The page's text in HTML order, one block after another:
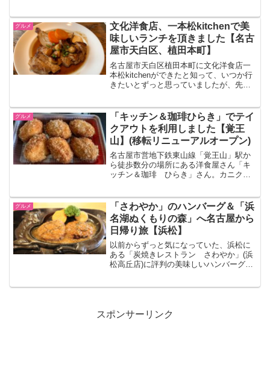
ビー株式会社が製造する鋳物ホーロー鍋
の...
グルメ
文化洋食店、一本松kitchenで美
味しいランチを頂きました【名古
屋市天白区、植田本町】
名古屋市天白区植田本町に文化洋食店一
本松kitchenができたと知って、いつか行
きたいとずっと思っていましたが、先日
ので、待たずにお店に入ることができま
した。頂いたラン...
グルメ
「キッチン＆珈琲ひらき」でテイ
クアウトを利用しました【覚王
山】(移転リニューアルオープン)
名古屋市営地下鉄東山線「覚王山」駅か
ら徒歩数分の場所にある洋食屋さん「キ
ッチン＆珈琲 ひらき」さん。カニクリ
そんな「キッチン＆珈琲 ひらき」さん
で、人気のカニクリームコ...
グルメ
「さわやか」のハンバーグ＆「浜
名湖ぬくもりの森」へ名古屋から
日帰り旅【浜松】
以前からずっと気になっていた、浜松に
ある「炭焼きレストラン さわやか」(浜
松高丘店)に評判の美味しいハンバーグを
スポンサーリンク